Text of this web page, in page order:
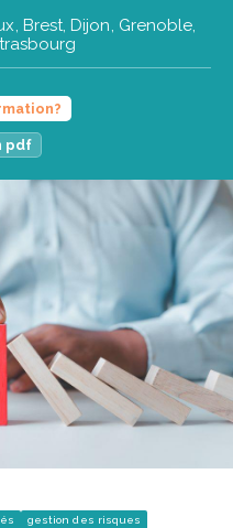
Brest, Dijon, Grenoble,
pdf
gestion des risques